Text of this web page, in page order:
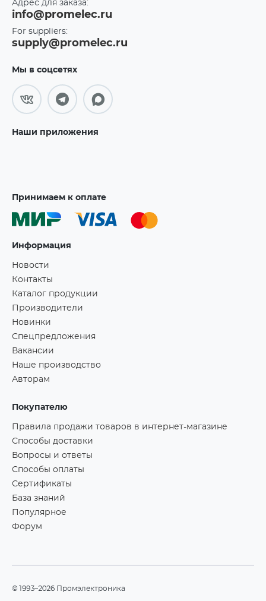
Адрес для заказа:
info@promelec.ru
For suppliers:
supply@promelec.ru
Мы в соцсетях
Наши приложения
Принимаем к оплате
Информация
Новости
Контакты
Каталог продукции
Производители
Новинки
Спецпредложения
Вакансии
Наше производство
Авторам
Покупателю
Правила продажи товаров в интернет-магазине
Способы доставки
Вопросы и ответы
Способы оплаты
Сертификаты
База знаний
Популярное
Форум
©1993–2026 Промэлектроника